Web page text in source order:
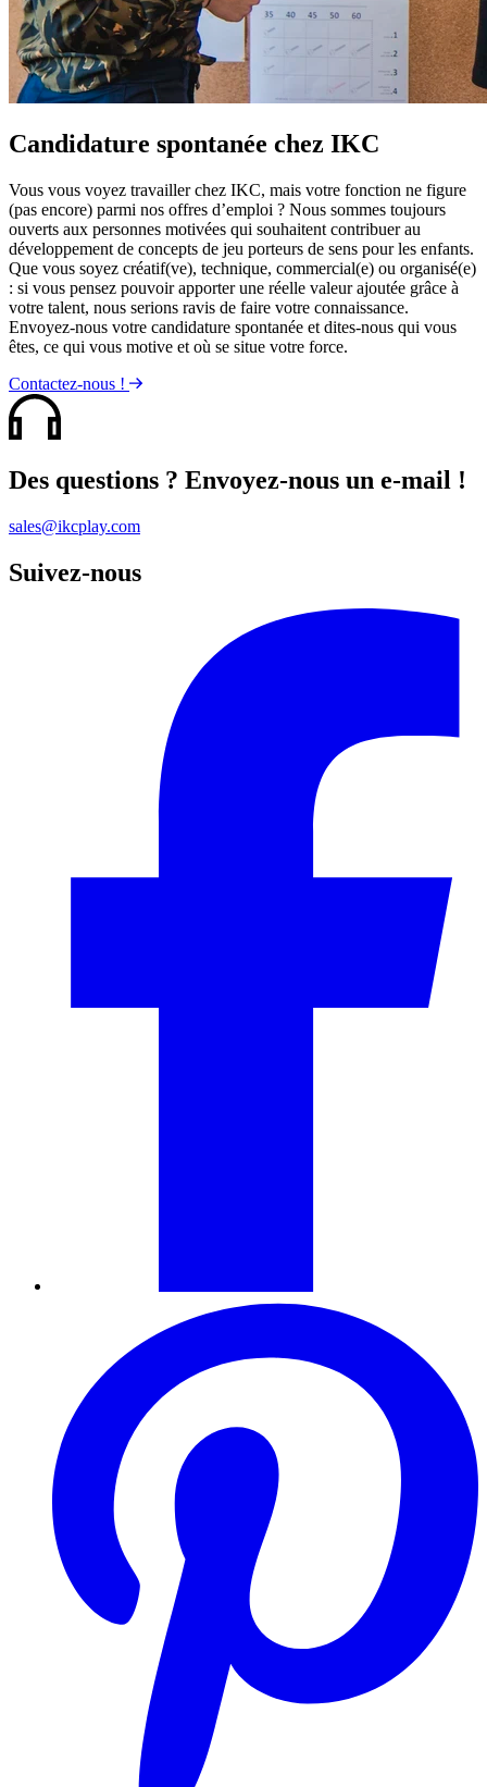
Candidature spontanée chez IKC
Vous vous voyez travailler chez IKC, mais votre fonction ne figure
(pas encore) parmi nos offres d’emploi ? Nous sommes toujours
ouverts aux personnes motivées qui souhaitent contribuer au
développement de concepts de jeu porteurs de sens pour les enfants.
Que vous soyez créatif(ve), technique, commercial(e) ou organisé(e)
: si vous pensez pouvoir apporter une réelle valeur ajoutée grâce à
votre talent, nous serions ravis de faire votre connaissance.
Envoyez-nous votre candidature spontanée et dites-nous qui vous
êtes, ce qui vous motive et où se situe votre force.
Contactez-nous !
Des questions ? Envoyez-nous un e-mail !
sales@ikcplay.com
Suivez-nous